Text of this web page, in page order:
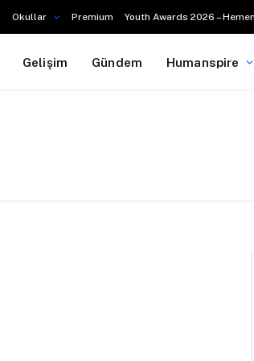
Okullar Premium Youth Awards 2026 –
Gelişim Gündem Humanspire